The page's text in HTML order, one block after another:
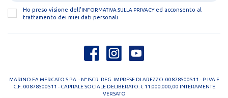
Ho preso visione dell'INFORMATIVA SULLA PRIVACYed acconsento al
trattamento dei miei dati personali
MARINO FA MERCATO S.P.A. - N° ISCR. REG. IMPRESE DI AREZZO: 00878500511 - P. IVA E
C.F.: 00878500511 - CAPITALE SOCIALE DELIBERATO: € 11.000.000,00 INTERAMENTE
VERSATO